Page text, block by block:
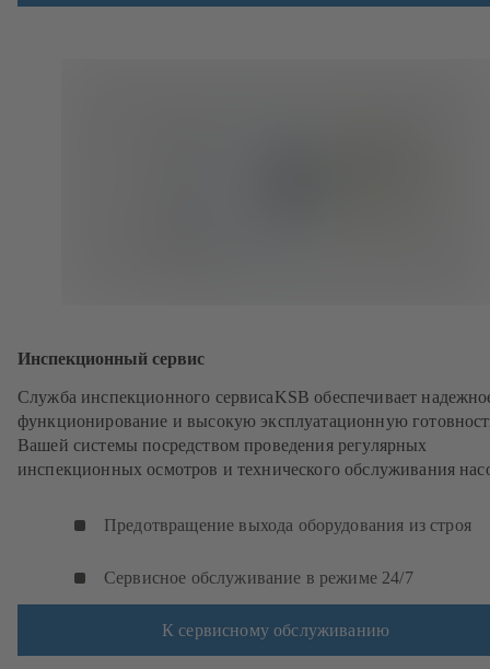
Инспекционный сервис
Служба инспекционного сервисаKSB обеспечивает
функционирование и высокую эксплуатационную
Вашей системы посредством проведения регулярных
инспекционных осмотров и технического обслуживания
Предотвращение выхода оборудования из строя
Сервисное обслуживание в режиме 24/7
К сервисному обслуживанию